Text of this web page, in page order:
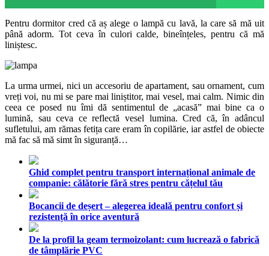
Pentru dormitor cred că aș alege o lampă cu lavă, la care să mă uit
până adorm. Tot ceva în culori calde, bineînțeles, pentru că mă
liniștesc.
La urma urmei, nici un accesoriu de apartament, sau ornament, cum
vreți voi, nu mi se pare mai liniștitor, mai vesel, mai calm. Nimic din
ceea ce posed nu îmi dă sentimentul de „acasă” mai bine ca o
lumină, sau ceva ce reflectă vesel lumina. Cred că, în adâncul
sufletului, am rămas fetița care eram în copilărie, iar astfel de obiecte
mă fac să mă simt în siguranță…
Ghid complet pentru transport internațional animale de
companie: călătorie fără stres pentru cățelul tău
Bocancii de deșert – alegerea ideală pentru confort și
rezistență în orice aventură
De la profil la geam termoizolant: cum lucrează o fabrică
de tâmplărie PVC